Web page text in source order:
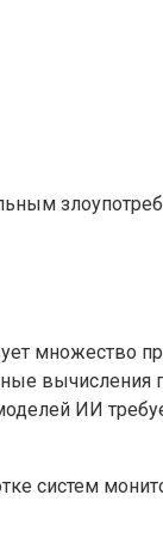
множество
вычисления
ИИ
систем